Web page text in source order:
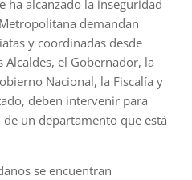
ha alcanzado la inseguridad
demandan
y coordinadas desde
el Gobernador, la
Nacional, la Fiscalía y
deben intervenir para
un departamento que está
se encuentran